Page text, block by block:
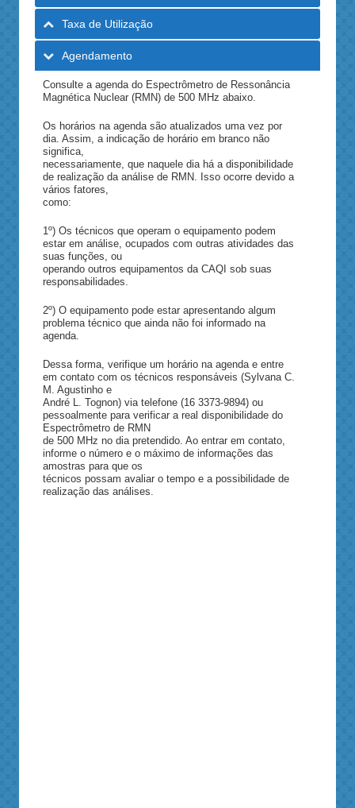
Taxa de Utilização
Agendamento
Consulte a agenda do Espectrômetro de Ressonância
Magnética Nuclear (RMN) de 500 MHz abaixo.
Os horários na agenda são atualizados uma vez por
dia. Assim, a indicação de horário em branco não
significa,
necessariamente, que naquele dia há a disponibilidade
de realização da análise de RMN. Isso ocorre devido a
vários fatores,
como:
1º) Os técnicos que operam o equipamento podem
estar em análise, ocupados com outras atividades das
suas funções, ou
operando outros equipamentos da CAQI sob suas
responsabilidades.
2º) O equipamento pode estar apresentando algum
problema técnico que ainda não foi informado na
agenda.
Dessa forma, verifique um horário na agenda e entre
em contato com os técnicos responsáveis (Sylvana C.
M. Agustinho e
André L. Tognon) via telefone (16 3373-9894) ou
pessoalmente para verificar a real disponibilidade do
Espectrômetro de RMN
de 500 MHz no dia pretendido. Ao entrar em contato,
informe o número e o máximo de informações das
amostras para que os
técnicos possam avaliar o tempo e a possibilidade de
realização das análises.